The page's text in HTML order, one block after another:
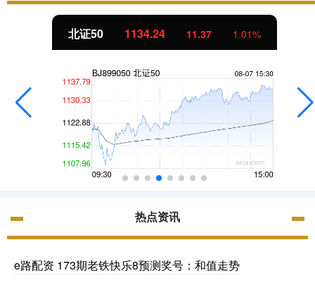
北证50 1134.24 11.37 1.01%
热点资讯
e路配资 173期老铁快乐8预测奖号：和值走势